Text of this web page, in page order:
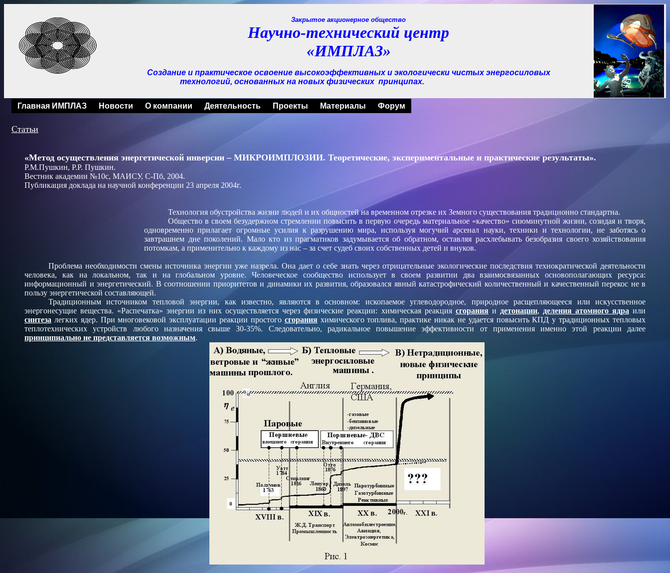
Закрытое акционерное общество
Научно-технический центр
«ИМПЛАЗ»
Создание и практическое освоение высокоэффективных и экологически чистых энергосиловых
технологий, основанных на новых физических принципах.
Главная ИМПЛАЗ Новости О компании Деятельность Проекты Материалы Форум
Статьи
«Метод осуществления энергетической инверсии – МИКРОИМПЛОЗИИ. Теоретические, экспериментальные и практические результаты».
Р.М.Пушкин, Р.Р. Пушкин.
Вестник академии №10с, МАИСУ, С-Пб, 2004.
Публикация доклада на научной конференции 23 апреля 2004г.
Технология обустройства жизни людей и их общностей на временном отрезке их Земного существования традиционно стандартна.
Общество в своем безудержном стремлении повысить в первую очередь материальное «качество» сиюминутной жизни, созидая и творя,
одновременно прилагает огромные усилия к разрушению мира, используя могучий арсенал науки, техники и технологии, не заботясь о
завтрашнем дне поколений. Мало кто из прагматиков задумывается об обратном, оставляя расхлебывать безобразия своего хозяйствования
потомкам, а применительно к каждому из нас – за счет судеб своих собственных детей и внуков.
Проблема необходимости смены источника энергии уже назрела. Она дает о себе знать через отрицательные экологические последствия технократической деятельности
человека, как на локальном, так и на глобальном уровне. Человеческое сообщество использует в своем развитии два взаимосвязанных основополагающих ресурса:
информационный и энергетический. В соотношении приоритетов и динамики их развития, образовался явный катастрофический количественный и качественный перекос не в
пользу энергетической составляющей.
Традиционным источником тепловой энергии, как известно, являются в основном: ископаемое углеводородное, природное расщепляющееся или искусственное
энергонесущие вещества. «Распечатка» энергии из них осуществляется через физические реакции: химическая реакция сгоранияи детонации, деления атомного ядра или
синтеза легких ядер. При многовековой эксплуатации реакции простого сгоранияхимического топлива, практике никак не удается повысить КПД у традиционных тепловых
теплотехнических устройств любого назначения свыше 30-35%. Следовательно, радикальное повышение эффективности от применения именно этой реакции далее
принципиально не представляется возможным.